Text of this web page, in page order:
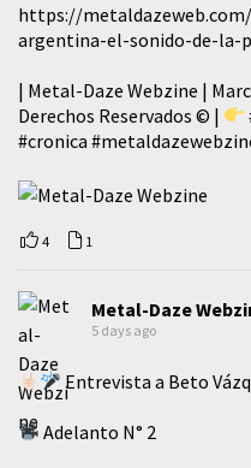
https://
argentina-el-sonido-de-la-
| Metal-Daze Webzine |
Derechos Reservados © |
#cronica
4 1
Metal-Daze
5 days ago
Entrevista a Beto
Adelanto N° 2